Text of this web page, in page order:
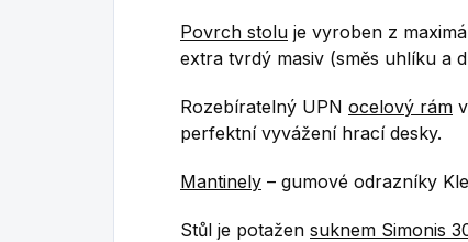
Povrch stolu je vyroben z
extra tvrdý masiv (směs uhlíku a
Rozebíratelný UPN ocelový rám
perfektní vyvážení hrací desky.
Mantinely – gumové odrazníky
Stůl je potažen suknem Simonis